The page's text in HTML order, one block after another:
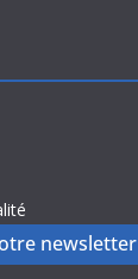
newsletter